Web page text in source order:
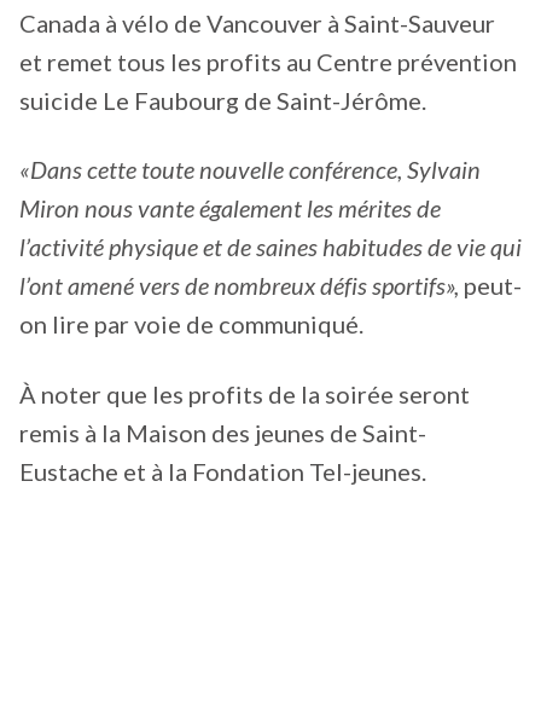
Canada à vélo de Vancouver à Saint-Sauveur
et remet tous les profits au Centre prévention
suicide Le Faubourg de Saint-Jérôme.
«Dans cette toute nouvelle conférence, Sylvain
Miron nous vante également les mérites de
l’activité physique et de saines habitudes de vie qui
l’ont amené vers de nombreux défis sportifs», peut-
on lire par voie de communiqué.
À noter que les profits de la soirée seront
remis à la Maison des jeunes de Saint-
Eustache et à la Fondation Tel-jeunes.